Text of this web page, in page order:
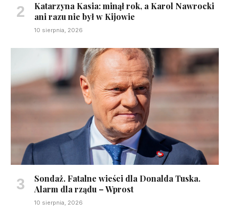
Katarzyna Kasia: minął rok, a Karol Nawrocki
ani razu nie był w Kijowie
10 sierpnia, 2026
Sondaż. Fatalne wieści dla Donalda Tuska.
Alarm dla rządu – Wprost
10 sierpnia, 2026